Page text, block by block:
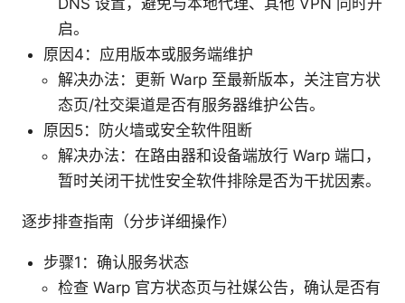
DNS 设置，避免与本地代理、其他 VPN 同时开
启。
原因4：应用版本或服务端维护
解决办法：更新 Warp 至最新版本，关注官方状
态页/社交渠道是否有服务器维护公告。
原因5：防火墙或安全软件阻断
解决办法：在路由器和设备端放行 Warp 端口，
暂时关闭干扰性安全软件排除是否为干扰因素。
逐步排查指南（分步详细操作）
步骤1：确认服务状态
检查 Warp 官方状态页与社媒公告，确认是否有